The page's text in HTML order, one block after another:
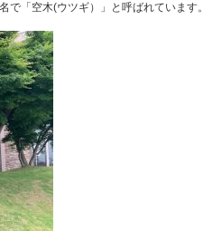
で「空木(ウツギ）」と呼ばれています。